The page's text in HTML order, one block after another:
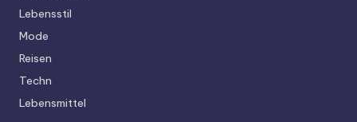
Lebensstil
Mode
Reisen
Techn
Lebensmittel